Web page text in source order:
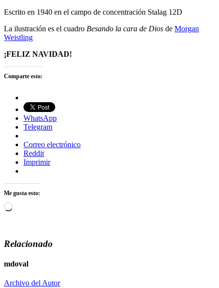
Escrito en 1940 en el campo de concentración Stalag 12D
La ilustración es el cuadro Besando la cara de Dios de Morgan
Weistling
¡FELIZ NAVIDAD!
Comparte esto:
WhatsApp
Telegram
Correo electrónico
Reddit
Imprimir
Me gusta esto:
Cargando...
Relacionado
mdoval
Archivo del Autor